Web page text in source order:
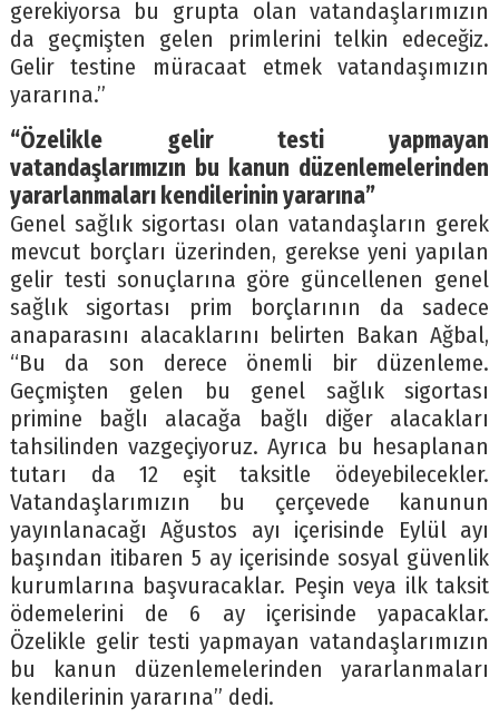
gerekiyorsa bu grupta olan vatandaşlarımızın
da geçmişten gelen primlerini telkin edeceğiz.
Gelir testine müracaat etmek vatandaşımızın
yararına.”
“Özelikle gelir testi yapmayan
vatandaşlarımızın bu kanun düzenlemelerinden
yararlanmaları kendilerinin yararına”
Genel sağlık sigortası olan vatandaşların gerek
mevcut borçları üzerinden, gerekse yeni yapılan
gelir testi sonuçlarına göre güncellenen genel
sağlık sigortası prim borçlarının da sadece
anaparasını alacaklarını belirten Bakan Ağbal,
“Bu da son derece önemli bir düzenleme.
Geçmişten gelen bu genel sağlık sigortası
primine bağlı alacağa bağlı diğer alacakları
tahsilinden vazgeçiyoruz. Ayrıca bu hesaplanan
tutarı da 12 eşit taksitle ödeyebilecekler.
Vatandaşlarımızın bu çerçevede kanunun
yayınlanacağı Ağustos ayı içerisinde Eylül ayı
başından itibaren 5 ay içerisinde sosyal güvenlik
kurumlarına başvuracaklar. Peşin veya ilk taksit
ödemelerini de 6 ay içerisinde yapacaklar.
Özelikle gelir testi yapmayan vatandaşlarımızın
bu kanun düzenlemelerinden yararlanmaları
kendilerinin yararına” dedi.